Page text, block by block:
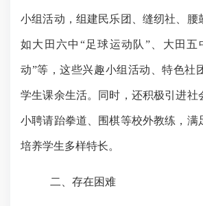
小组活动，组建民乐团、缝纫社、腰
如大田六中 “足球运动队”、大田五
动”等，这些兴趣小组活动、特色社
学生课余生活。同时，还积极引进社
小聘请跆拳道、围棋等校外教练，满
培养学生多样特长。
二、存在困难